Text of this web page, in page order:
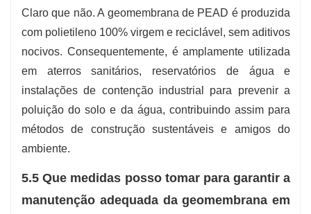
Claro que não. A geomembrana de PEAD é produzida
com polietileno 100% virgem e reciclável, sem aditivos
nocivos. Consequentemente, é amplamente utilizada
em aterros sanitários, reservatórios de água e
instalações de contenção industrial para prevenir a
poluição do solo e da água, contribuindo assim para
métodos de construção sustentáveis ​​e amigos do
ambiente.
5.5 Que medidas posso tomar para garantir a
manutenção adequada da geomembrana em